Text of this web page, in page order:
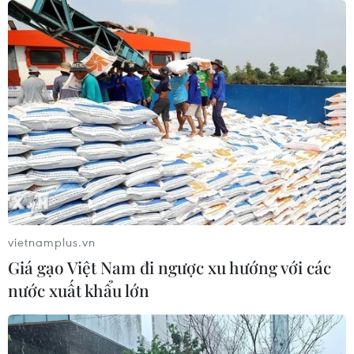
ung thư gan di căn
07/08/2026 04:05
Chưa có bằng chứng truyền máu trẻ
giúp chống lão hóa
06/08/2026 23:16
Nước thải từ máy bay có thể giúp
phát hiện sớm nguy cơ đại dịch
06/08/2026 22:30
Thành lập Hội đồng cấp Nhà nước
xét tặng các giải thưởng khoa học và
vietnamplus.vn
Giá gạo Việt Nam đi ngược xu hướng với các
nước xuất khẩu lớn